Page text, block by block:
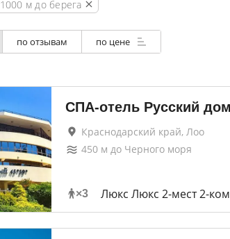
1000 м до берега
по отзывам по цене
СПА-отель Русский
Краснодарский край, Лоо
450м до Черного моря
×3 Люкс Люкс 2-мест 2-